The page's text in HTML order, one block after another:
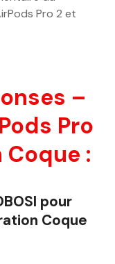
Pro 2 et
–
Pro
:
pour
Coque